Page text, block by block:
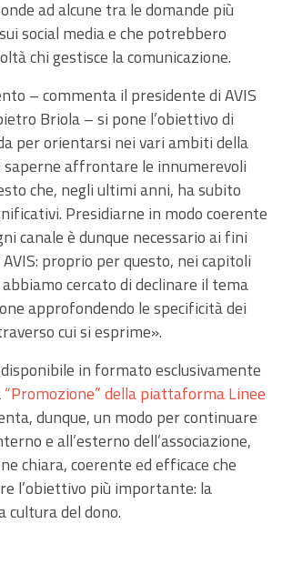
ad alcune tra le domande più
social media e che potrebbero
chi gestisce la comunicazione.
– commenta il presidente di AVIS
Briola – si pone l’obiettivo di
per orientarsi nei vari ambiti della
saperne affrontare le innumerevoli
che, negli ultimi anni, ha subito
Presidiarne in modo coerente
canale è dunque necessario ai fini
proprio per questo, nei capitoli
cercato di declinare il tema
approfondendo le specificità dei
cui si esprime».
in formato esclusivamente
“Promozione” della piattaforma Linee
dunque, un modo per continuare
e all’esterno dell’associazione,
chiara, coerente ed efficace che
l’obiettivo più importante: la
cultura del dono.